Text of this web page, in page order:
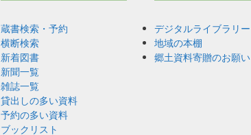
蔵書検索・予約
横断検索
新着図書
新聞一覧
雑誌一覧
貸出しの多い資料
予約の多い資料
ブックリスト
デジタルライブラリー
地域の本棚
郷土資料寄贈のお願い